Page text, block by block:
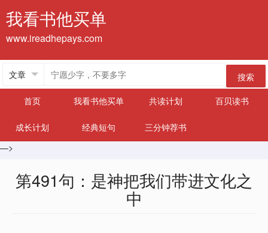
我看书他买单
www.ireadhepays.com
搜索
首页
我看书他买单 共读计划 百贝读书
成长计划 经典短句
三分钟荐书
—>
第491句：是神把我们带进文化之
中